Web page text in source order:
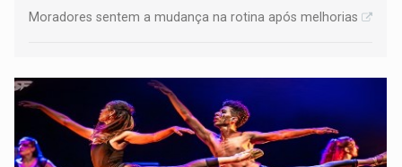
Moradores sentem a mudança na rotina após melhorias